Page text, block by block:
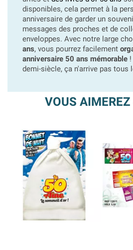
disponibles, cela permet à la
anniversaire de garder un
messages des proches et de
enveloppes. Avec notre large
ans, vous pourrez facilement
anniversaire 50 ans mémorable
demi-siècle, ça n'arrive pas tous
VOUS